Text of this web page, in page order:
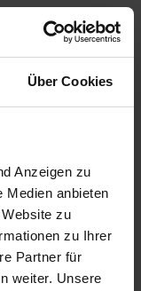
Über Cookies
Anzeigen zu
Medien anbieten
zu
zu Ihrer
Partner für
weiter. Unsere